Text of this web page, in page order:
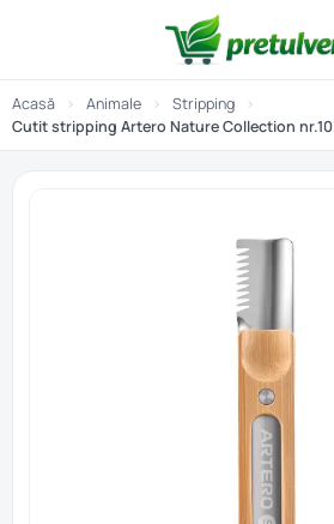
Acasă › Animale › Stripping
›
Cutit stripping Artero Nature Collection nr.10